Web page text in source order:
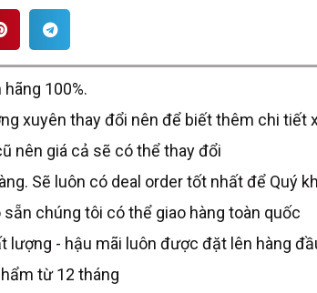
100%.
xuyên thay đổi nên để biết thêm chi tiết
nên giá cả sẽ có thể thay đổi
Sẽ luôn có deal order tốt nhất để Quý
chúng tôi có thể giao hàng toàn quốc
lượng - hậu mãi luôn được đặt lên hàng
từ 12 tháng